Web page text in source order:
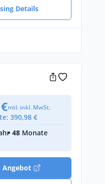
Details
mtl. inkl. MwSt.
390,98 €
• 48 Monate
Angebot